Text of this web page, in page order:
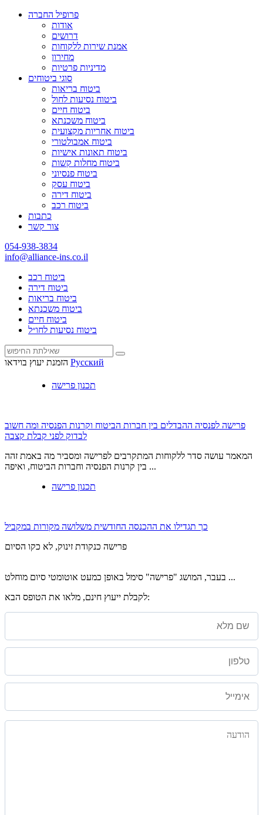
פרופיל החברה
אודות
דרושים
אמנת שירות ללקוחות
מחירון
מדיניות פרטיות
סוגי ביטוחים
ביטוח בריאות
ביטוח נסיעות לחול
ביטוח חיים
ביטוח משכנתא
ביטוח אחריות מקצועית
ביטוח אמבולטורי
ביטוח תאונות אישיות
ביטוח מחלות קשות
ביטוח פנסיוני
ביטוח עסק
ביטוח דירה
ביטוח רכב
כתבות
צור קשר
054-938-3834
info@alliance-ins.co.il
ביטוח רכב
ביטוח דירה
ביטוח בריאות
ביטוח משכנתא
ביטוח חיים
ביטוח נסיעות לחו״ל
הזמנת יעוץ בוידאו Русский
תכנון פרישה
פרישה לפנסיה ההבדלים בין חברות הביטוח וקרנות הפנסיה ומה חשוב
לבדוק לפני קבלת קצבה
המאמר עושה סדר ללקוחות המתקרבים לפרישה ומסביר מה באמת זהה
בין קרנות הפנסיה וחברות הביטוח, ואיפה ...
תכנון פרישה
כך תגדילו את ההכנסה החודשית משלושה מקורות במקביל
פרישה כנקודת זינוק, לא כקו הסיום
בעבר, המושג "פרישה" סימל באופן כמעט אוטומטי סיום מוחלט ...
לקבלת ייעוץ חינם, מלאו את הטופס הבא: